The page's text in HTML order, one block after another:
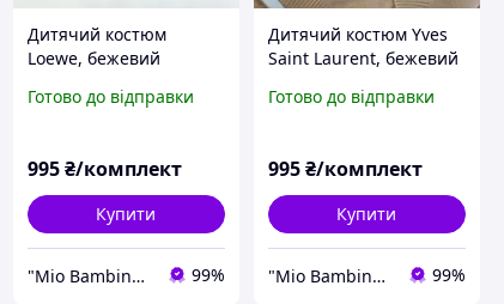
Дитячий костюм
Loewe, бежевий
стразами для
Готово до відправки
995 ₴/комплект
Купити
"Mio Bambino" крамничка брендового дитячого одягу 99%
Дитячий костюм Yves
Saint Laurent, бежевий
стразами для
Готово до відправки
995₴/комплект
Купити
"Mio Bambino" крамничка брендового дитячого одягу 99%